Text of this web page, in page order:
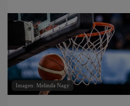
Imagen: Melinda Nagy